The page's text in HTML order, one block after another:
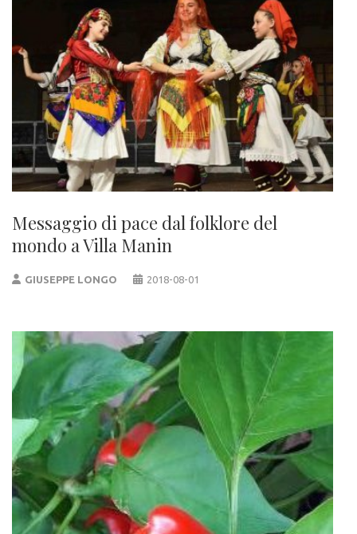
Messaggio di pace dal folklore del
mondo a Villa Manin
GIUSEPPE LONGO 2018-08-01